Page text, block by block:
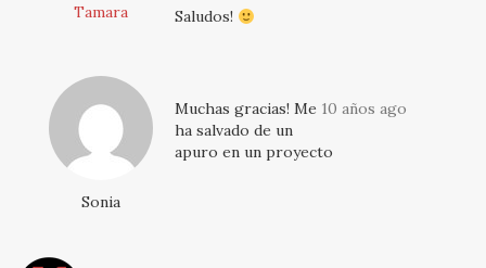
Tamara
Saludos!
Sonia
10 años ago
Muchas gracias! Me
ha salvado de un
apuro en un proyecto